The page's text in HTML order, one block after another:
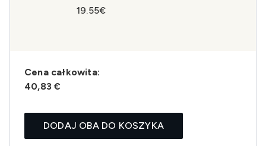
19.55€
Cena całkowita:
40,83 €
DODAJ OBA DO KOSZYKA